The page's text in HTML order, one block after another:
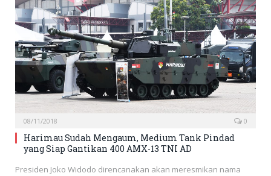
08/11/2018 0
Harimau Sudah Mengaum, Medium Tank Pindad
yang Siap Gantikan 400 AMX-13 TNI AD
Presiden Joko Widodo direncanakan akan meresmikan nama